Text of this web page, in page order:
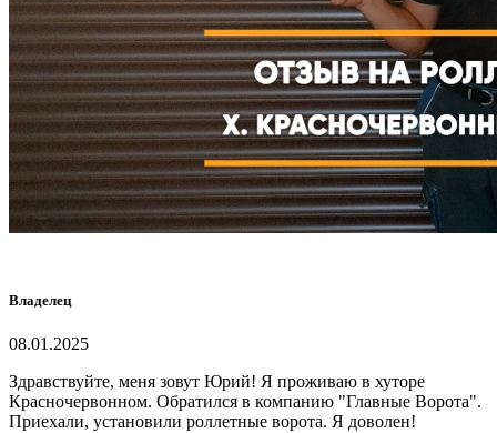
Владелец
08.01.2025
Здравствуйте, меня зовут Юрий! Я проживаю в хуторе
Красночервонном. Обратился в компанию "Главные Ворота".
Приехали, установили роллетные ворота. Я доволен!